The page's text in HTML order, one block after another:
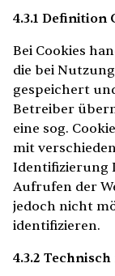
4.3.1 Definition
Bei Cookies
die bei
gespeichert
Betreiber
eine sog.
mit
Identifizierung
Aufrufen der
jedoch nicht
identifizieren.
4.3.2